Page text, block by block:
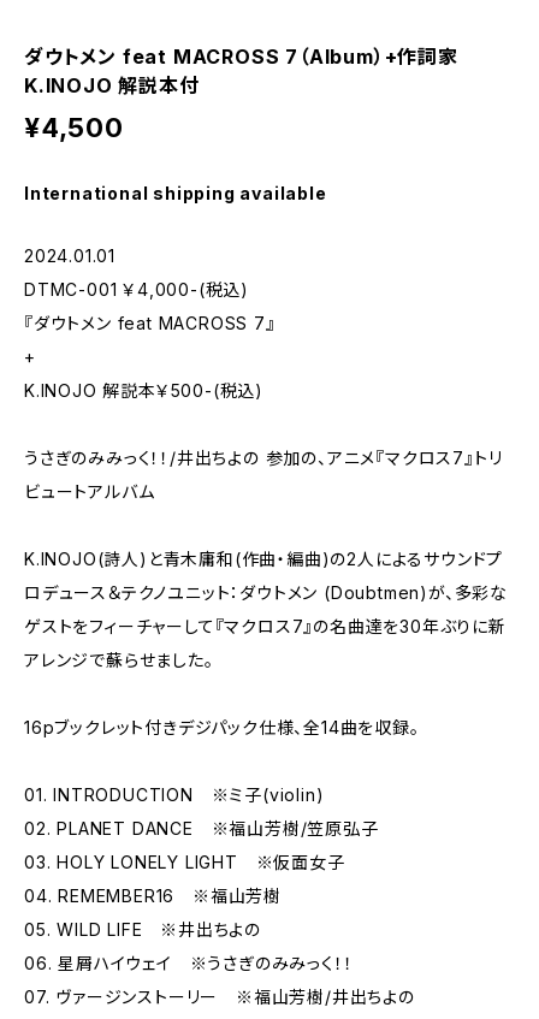
ダウトメン feat MACROSS 7（Album）+作詞家
K.INOJO 解説本付
¥4,500
International shipping available
2024.01.01
DTMC-001 ￥4,000-(税込)
『ダウトメン feat MACROSS 7』
+
K.INOJO 解説本￥500-(税込)
うさぎのみみっく！！/井出ちよの 参加の、アニメ『マクロス7』トリ
ビュートアルバム
K.INOJO(詩人)と青木庸和(作曲・編曲)の2人によるサウンドプ
ロデュース＆テクノユニット：ダウトメン (Doubtmen)が、多彩な
ゲストをフィーチャーして『マクロス7』の名曲達を30年ぶりに新
アレンジで蘇らせました。
16pブックレット付きデジパック仕様、全14曲を収録。
01. INTRODUCTION ※ミ子(violin)
02. PLANET DANCE ※福山芳樹/笠原弘子
03. HOLY LONELY LIGHT ※仮面女子
04. REMEMBER16 ※福山芳樹
05. WILD LIFE ※井出ちよの
06. 星屑ハイウェイ ※うさぎのみみっく！！
07. ヴァージンストーリー ※福山芳樹/井出ちよの